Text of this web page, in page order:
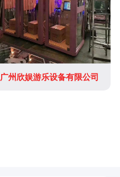
广州欣娱游乐设备有限公司